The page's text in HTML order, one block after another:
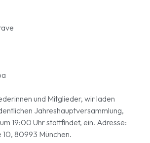
und Mitglieder, wir laden
Jahreshauptversammlung,
19:00 Uhr stattfindet, ein. Adresse:
80993 München.